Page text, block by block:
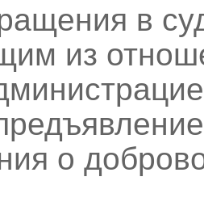
в
из
о